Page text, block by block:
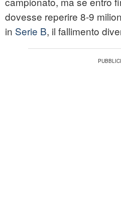
dovesse reperire 8-9
in Serie B, il fallimento